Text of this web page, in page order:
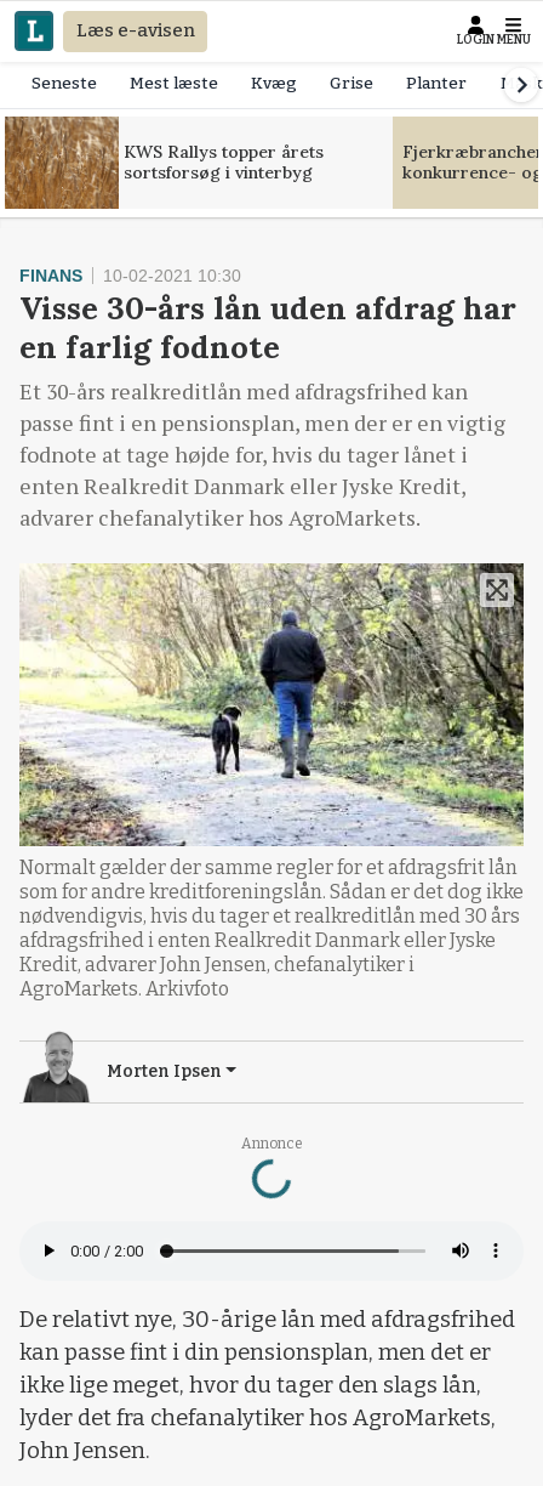
Læs e-avisen LOGIN MENU
Seneste Mest læste Kvæg Grise Planter
KWS Rallys topper årets
sortsforsøg i vinterbyg
konkurrence-
Annonce
Loading...
FINANS 10-02-2021 10:30
Visse 30-års lån uden afdrag har
en farlig fodnote
Et 30-års realkreditlån med afdragsfrihed kan
passe fint i en pensionsplan, men der er en vigtig
fodnote at tage højde for, hvis du tager lånet i
enten Realkredit Danmark eller Jyske Kredit,
advarer chefanalytiker hos AgroMarkets.
Normalt gælder der samme regler for et afdragsfrit lån
som for andre kreditforeningslån. Sådan er det dog ikke
nødvendigvis, hvis du tager et realkreditlån med 30 års
afdragsfrihed i enten Realkredit Danmark eller Jyske
Kredit, advarer John Jensen, chefanalytiker i
AgroMarkets. Arkivfoto
Morten Ipsen
De relativt nye, 30-årige lån med afdragsfrihed
kan passe fint i din pensionsplan, men det er
ikke lige meget, hvor du tager den slags lån,
lyder det fra chefanalytiker hos AgroMarkets,
John Jensen.